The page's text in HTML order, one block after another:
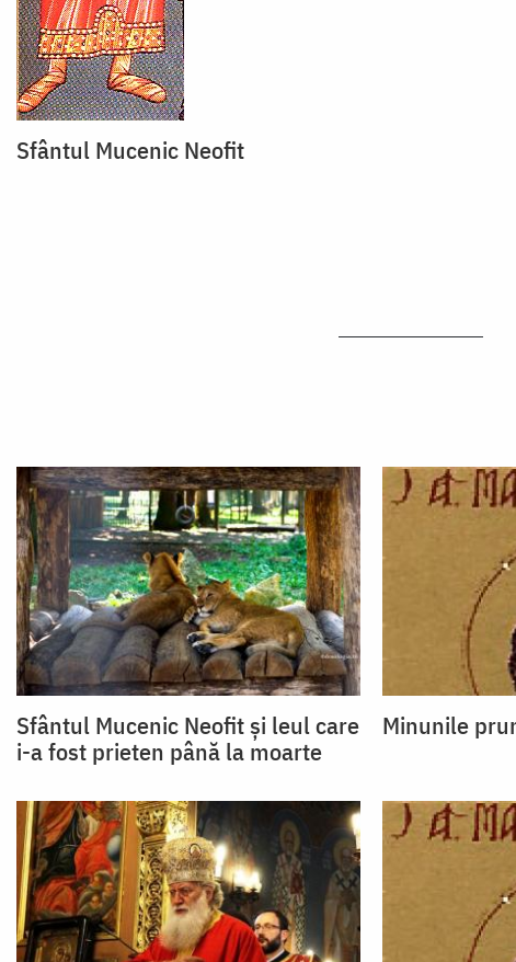
Sfântul Mucenic Neofit
Sfântul Mucenic Neofit și leul care
i-a fost prieten până la moarte
Minunile